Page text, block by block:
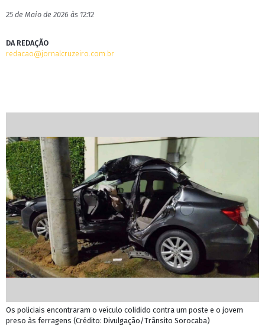
25 de Maio de 2026 às 12:12
DA REDAÇÃO
redacao@jornalcruzeiro.com.br
Os policiais encontraram o veículo colidido contra um poste e o jovem
preso às ferragens (Crédito: Divulgação/Trânsito Sorocaba)